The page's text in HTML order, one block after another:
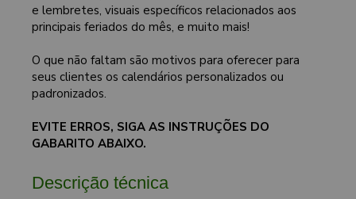
e lembretes, visuais específicos relacionados aos
principais feriados do mês, e muito mais!
O que não faltam são motivos para oferecer para
seus clientes os calendários personalizados ou
padronizados.
EVITE ERROS, SIGA AS INSTRUÇÕES DO
GABARITO ABAIXO.
Descrição técnica